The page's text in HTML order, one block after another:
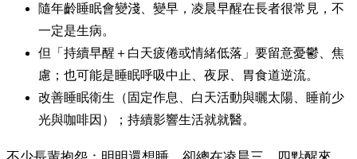
隨年齡睡眠會變淺、變早，凌晨早醒在長者很常見，不
一定是生病。
但「持續早醒＋白天疲倦或情緒低落」要留意憂鬱、焦
慮；也可能是睡眠呼吸中止、夜尿、胃食道逆流。
改善睡眠衛生（固定作息、白天活動與曬太陽、睡前少
光與咖啡因）；持續影響生活就就醫。